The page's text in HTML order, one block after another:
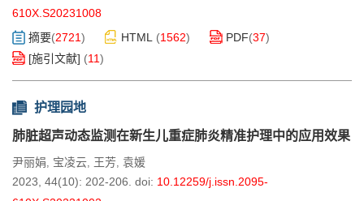
610X.S20231008
摘要(2721) HTML (1562) PDF(37)
[施引文献] (11)
护理园地
肺脏超声动态监测在新生儿重症肺炎精准护理中的应用效果
尹丽娟, 宝凌云, 王芳, 袁媛
2023, 44(10): 202-206. doi: 10.12259/j.issn.2095-